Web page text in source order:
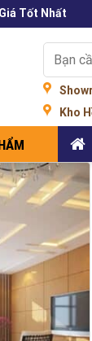
Tốt Nhất
kiếm:
Kho